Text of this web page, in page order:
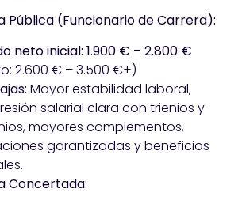
Pública (Funcionario de Carrera):
neto inicial: 1.900 € – 2.800 €
2.600 € – 3.500 €+)
Mayor estabilidad laboral,
salarial clara con trienios y
mayores complementos,
garantizadas y beneficios
Concertada: